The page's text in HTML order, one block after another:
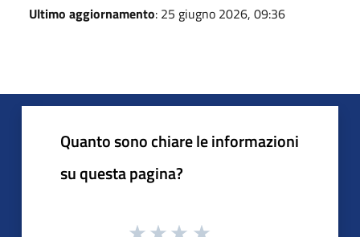
Ultimo aggiornamento: 25 giugno 2026, 09:36
Quanto sono chiare le informazioni
su questa pagina?